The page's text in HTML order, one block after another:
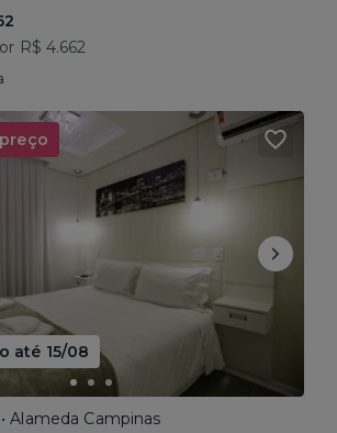
R$ 4.662
até 15/08
Alameda Campinas